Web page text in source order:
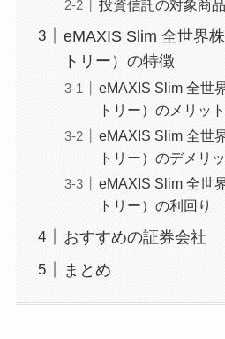
投資信託の対象商品
eMAXIS Slim 全世界
トリー）の特徴
eMAXIS Slim 全世
トリー）のメリット
eMAXIS Slim 全世
トリー）のデメリ
eMAXIS Slim 全世
トリー）の利回り
おすすめの証券会社
まとめ